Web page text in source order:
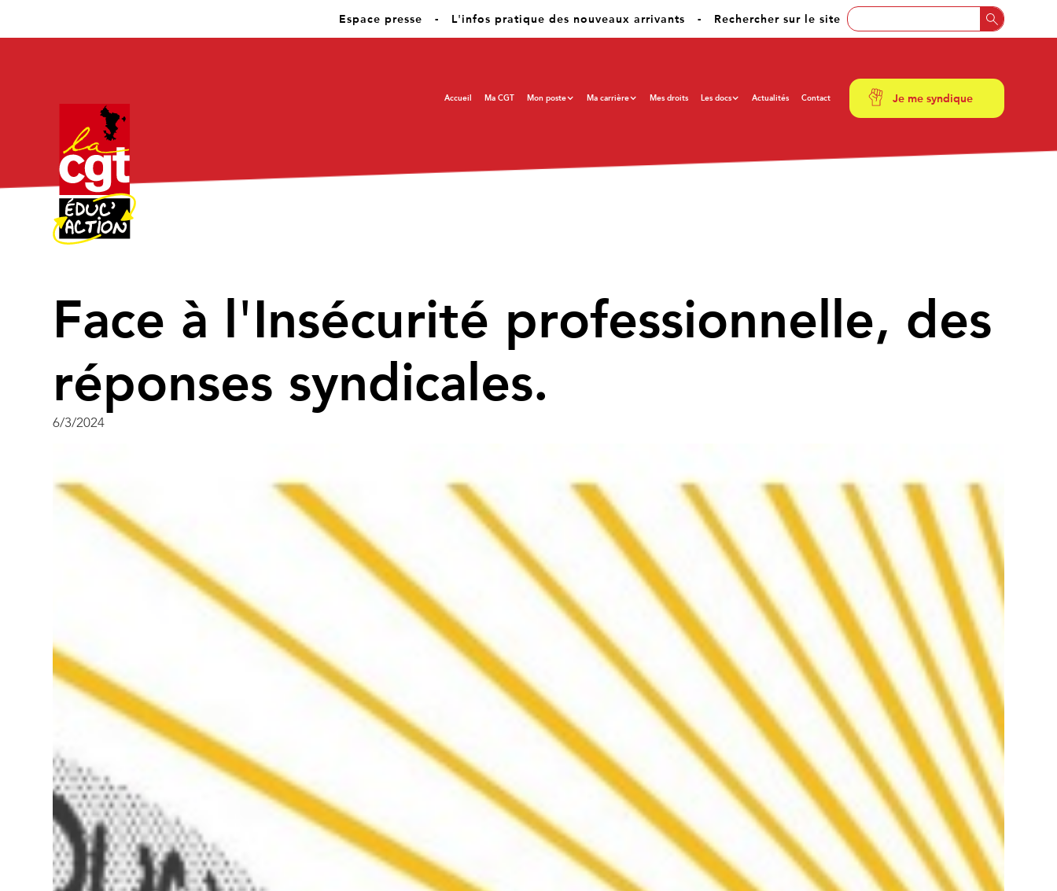
Espace presse - L'infos pratique des nouveaux arrivants - Rechercher sur le site
Accueil Ma CGT Mon poste Ma carrière Mes droits Les docs Actualités Contact Je me syndique
Face à l'Insécurité professionnelle, des
réponses syndicales.
6/3/2024